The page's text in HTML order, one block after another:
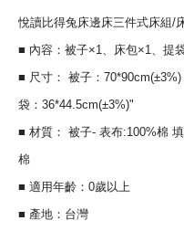
悅讀比得兔床邊床三件式床組/
■ 內容：被子×1、床包×1、提
■ 尺寸： 被子：
袋：36*44.5cm(±3%)"
■ 材質： 被子- 表布:100%棉
棉
■ 適用年齡：0歲以上
■ 產地：台灣